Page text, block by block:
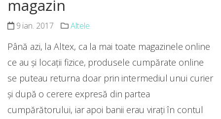
magazin
9 ian. 2017 Altele
Până azi, la Altex, ca la mai toate magazinele online
ce au și locații fizice, produsele cumpărate online
se puteau returna doar prin intermediul unui curier
și după o cerere expresă din partea
cumpărătorului, iar apoi banii erau virați în contul